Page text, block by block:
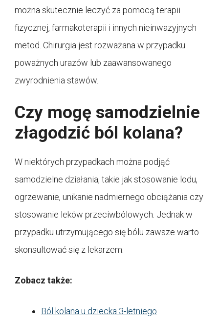
można skutecznie leczyć za pomocą terapii
fizycznej, farmakoterapii i innych nieinwazyjnych
metod. Chirurgia jest rozważana w przypadku
poważnych urazów lub zaawansowanego
zwyrodnienia stawów.
Czy mogę samodzielnie
złagodzić ból kolana?
W niektórych przypadkach można podjąć
samodzielne działania, takie jak stosowanie lodu,
ogrzewanie, unikanie nadmiernego obciążania czy
stosowanie leków przeciwbólowych. Jednak w
przypadku utrzymującego się bólu zawsze warto
skonsultować się z lekarzem.
Zobacz także:
Ból kolana u dziecka 3-letniego